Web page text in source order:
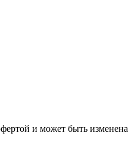
и может быть изменена